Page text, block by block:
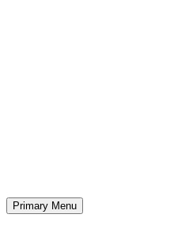
Primary Menu